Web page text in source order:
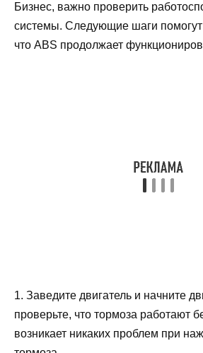
Бизнес, важно проверить
системы. Следующие шаги помогут
что ABS продолжает
1. Заведите двигатель и начните
проверьте, что тормоза работают
возникает никаких проблем при